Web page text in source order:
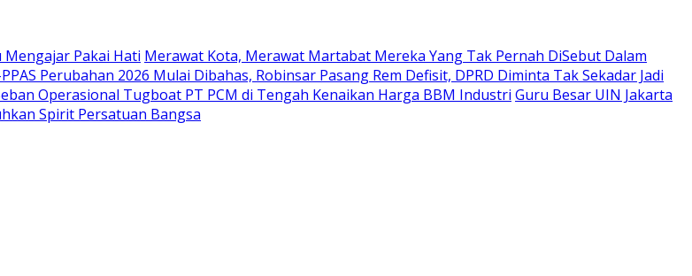
Pakai Hati Merawat Kota, Merawat Martabat Mereka Yang Tak Pernah DiSebut Dalam
Perubahan 2026 Mulai Dibahas, Robinsar Pasang Rem Defisit, DPRD Diminta Tak Sekadar Jadi
Operasional Tugboat PT PCM di Tengah Kenaikan Harga BBM Industri Guru Besar UIN Jakarta
Spirit Persatuan Bangsa